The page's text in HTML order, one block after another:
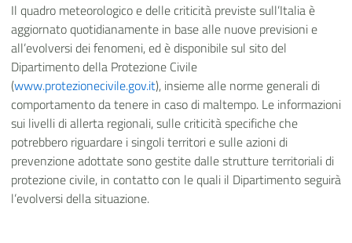
Il quadro meteorologico e delle criticità previste sull’Italia è
aggiornato quotidianamente in base alle nuove previsioni e
all’evolversi dei fenomeni, ed è disponibile sul sito del
Dipartimento della Protezione Civile
(www.protezionecivile.gov.it), insieme alle norme generali di
comportamento da tenere in caso di maltempo. Le informazioni
sui livelli di allerta regionali, sulle criticità specifiche che
potrebbero riguardare i singoli territori e sulle azioni di
prevenzione adottate sono gestite dalle strutture territoriali di
protezione civile, in contatto con le quali il Dipartimento seguirà
l’evolversi della situazione.